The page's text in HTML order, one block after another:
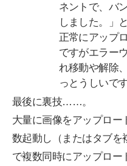
ネントで、バ
しました。」
正常にアップ
ですがエラー
れ移動や解除
っとうしいです
最後に裏技……。
大量に画像をアップロー
数起動し（またはタブを
で複数同時にアップロー